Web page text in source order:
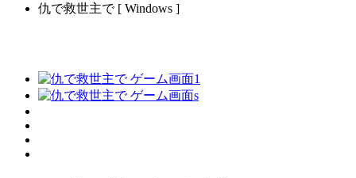
仇で救世主で [ Windows ]